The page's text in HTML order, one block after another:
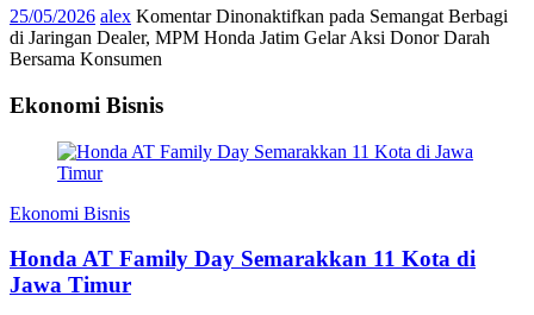
25/05/2026 alex Komentar Dinonaktifkan pada Semangat Berbagi
di Jaringan Dealer, MPM Honda Jatim Gelar Aksi Donor Darah
Bersama Konsumen
Ekonomi Bisnis
Ekonomi Bisnis
Honda AT Family Day Semarakkan 11 Kota di
Jawa Timur